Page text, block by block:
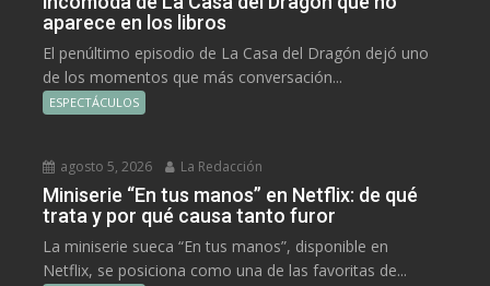
aparece en los libros
El penúltimo episodio de La Casa del Dragón dejó uno
de los momentos que más conversación...
ESPECTÁCULOS
agosto 5, 2026 La Redacción
Miniserie “En tus manos” en Netflix: de qué
trata y por qué causa tanto furor
La miniserie sueca “En tus manos”, disponible en
Netflix, se posiciona como una de las favoritas de...